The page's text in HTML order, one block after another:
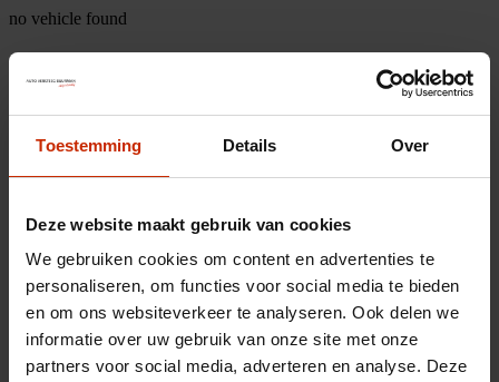
Toestemming Details Over
Deze website maakt gebruik van cookies
We gebruiken cookies om content en advertenties te
personaliseren, om functies voor social media te bieden
en om ons websiteverkeer te analyseren. Ook delen we
informatie over uw gebruik van onze site met onze
partners voor social media, adverteren en analyse. Deze
no vehicle found